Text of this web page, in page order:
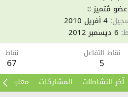
مُتميز ::
4 أفريل 2010
6 ديسمبر 2012
نقاط التفاعل
5
نقاط
67
آخر النشاطات المشاركات معلومات